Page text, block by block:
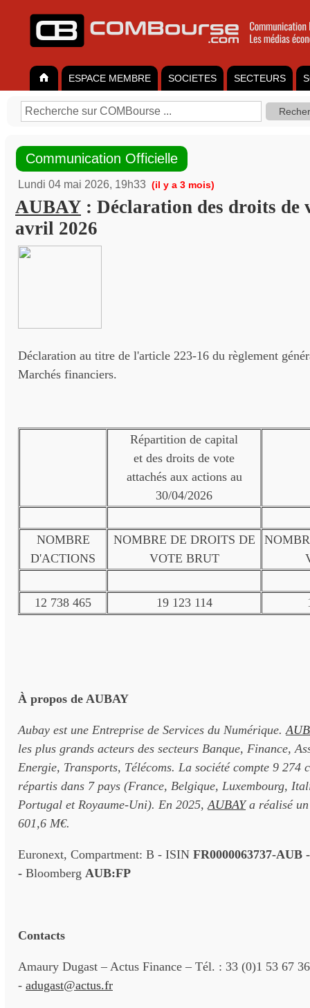
ESPACE MEMBRE SOCIETES SECTEURS
Communication Officielle
Lundi 04 mai 2026, 19h33 (il y a 3 mois)
AUBAY : Déclaration des droits de
avril 2026
Déclaration au titre de l'article 223-16 du règlement
Marchés financiers.
Répartition de capital
et des droits de vote
attachés aux actions au
30/04/2026
NOMBRE
D'ACTIONS
NOMBRE DE DROITS DE
VOTE BRUT
12 738 465 19 123 114
À propos de AUBAY
Aubay est une Entreprise de Services du Numérique.
les plus grands acteurs des secteurs Banque, Finance,
Energie, Transports, Télécoms. La société compte 9 274
répartis dans 7 pays (France, Belgique, Luxembourg,
Portugal et Royaume-Uni). En 2025,AUBAYa réalisé
601,6 M€.
Euronext, Compartment: B - ISIN FR0000063737-AUB
- Bloomberg AUB:FP
Contacts
Amaury Dugast – Actus Finance – Tél. : 33 (0)1 53 67
- adugast@actus.fr